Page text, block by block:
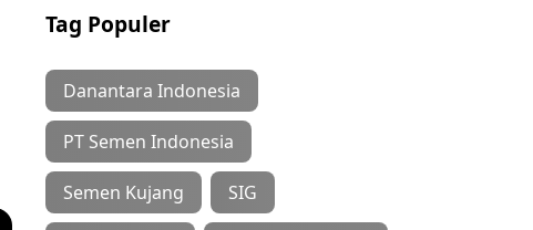
Tag Populer
Danantara Indonesia
PT Semen Indonesia
Semen Kujang SIG